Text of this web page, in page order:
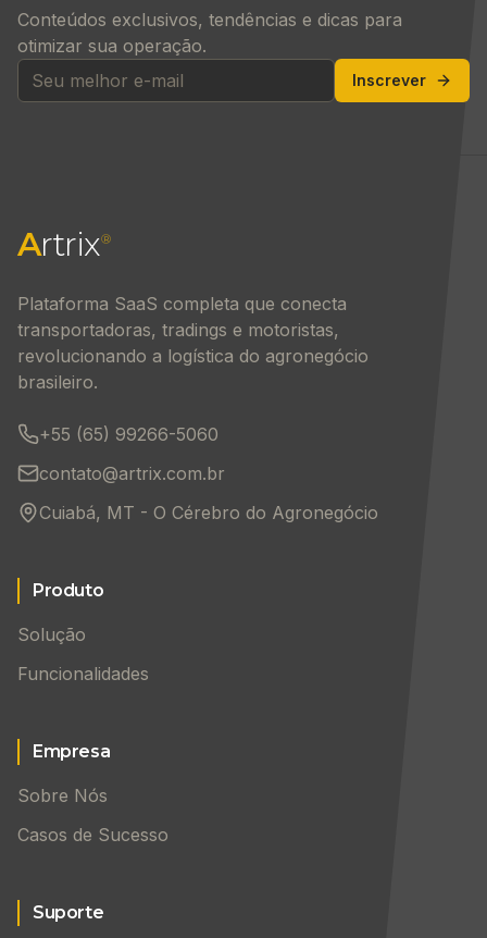
Conteúdos exclusivos, tendências e dicas para
otimizar sua operação.
Inscrever
Artrix®
Plataforma SaaS completa que conecta
transportadoras, tradings e motoristas,
revolucionando a logística do agronegócio
brasileiro.
+55 (65) 99266-5060
contato@artrix.com.br
Cuiabá, MT - O Cérebro do Agronegócio
Produto
Solução
Funcionalidades
Empresa
Sobre Nós
Casos de Sucesso
Suporte